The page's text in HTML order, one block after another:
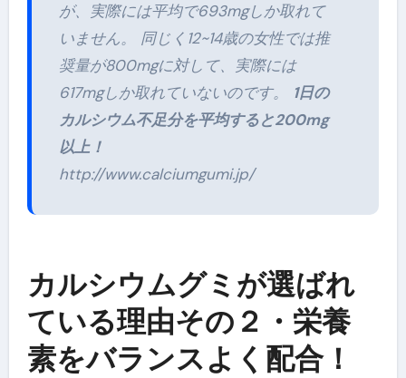
が、実際には平均で693mgしか取れて
いません。 同じく12~14歳の女性では推
奨量が800mgに対して、実際には
617mgしか取れていないのです。
1日の
カルシウム不足分を平均すると200mg
以上！
http://www.calciumgumi.jp/
カルシウムグミが選ばれ
ている理由その２・栄養
素をバランスよく配合！